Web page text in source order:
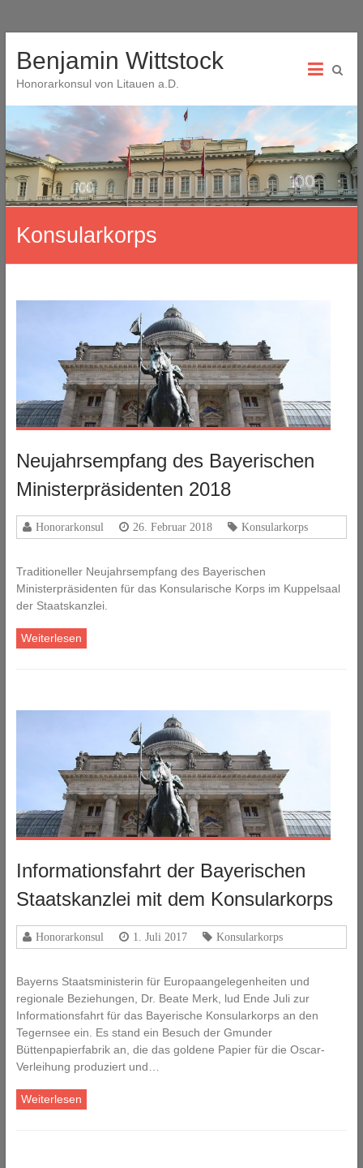
Benjamin Wittstock
Honorarkonsul von Litauen a.D.
Konsularkorps
Neujahrsempfang des Bayerischen
Ministerpräsidenten 2018
Honorarkonsul 26. Februar 2018 Konsularkorps
Traditioneller Neujahrsempfang des Bayerischen
Ministerpräsidenten für das Konsularische Korps im Kuppelsaal
der Staatskanzlei.
Weiterlesen
Informationsfahrt der Bayerischen
Staatskanzlei mit dem Konsularkorps
Honorarkonsul 1. Juli 2017 Konsularkorps
Bayerns Staatsministerin für Europaangelegenheiten und
regionale Beziehungen, Dr. Beate Merk, lud Ende Juli zur
Informationsfahrt für das Bayerische Konsularkorps an den
Tegernsee ein. Es stand ein Besuch der Gmunder
Büttenpapierfabrik an, die das goldene Papier für die Oscar-
Verleihung produziert und…
Weiterlesen